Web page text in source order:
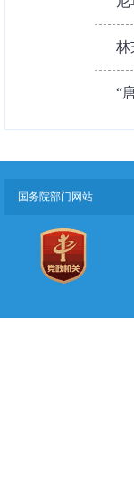
林
“
国务院部门网站